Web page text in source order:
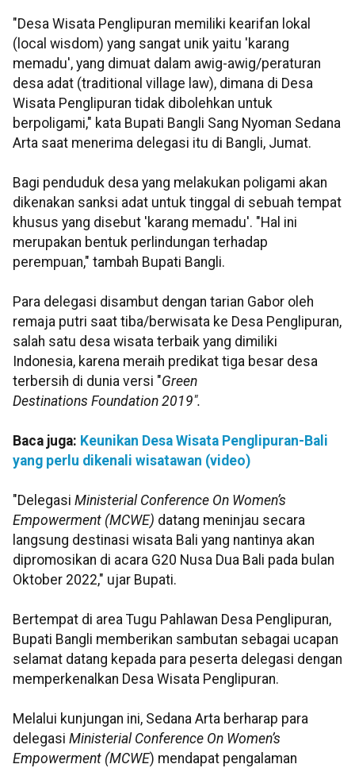
"Desa Wisata Penglipuran memiliki kearifan lokal
(local wisdom) yang sangat unik yaitu 'karang
memadu', yang dimuat dalam awig-awig/peraturan
desa adat (traditional village law), dimana di Desa
Wisata Penglipuran tidak dibolehkan untuk
berpoligami," kata Bupati Bangli Sang Nyoman Sedana
Arta saat menerima delegasi itu di Bangli, Jumat.
Bagi penduduk desa yang melakukan poligami akan
dikenakan sanksi adat untuk tinggal di sebuah tempat
khusus yang disebut 'karang memadu'. "Hal ini
merupakan bentuk perlindungan terhadap
perempuan," tambah Bupati Bangli.
Para delegasi disambut dengan tarian Gabor oleh
remaja putri saat tiba/berwisata ke Desa Penglipuran,
salah satu desa wisata terbaik yang dimiliki
Indonesia, karena meraih predikat tiga besar desa
terbersih di dunia versi "Green
Destinations Foundation 2019".
Baca juga: Keunikan Desa Wisata Penglipuran-Bali
yang perlu dikenali wisatawan (video)
"Delegasi Ministerial Conference On Women’s
Empowerment (MCWE) datang meninjau secara
langsung destinasi wisata Bali yang nantinya akan
dipromosikan di acara G20 Nusa Dua Bali pada bulan
Oktober 2022," ujar Bupati.
Bertempat di area Tugu Pahlawan Desa Penglipuran,
Bupati Bangli memberikan sambutan sebagai ucapan
selamat datang kepada para peserta delegasi dengan
memperkenalkan Desa Wisata Penglipuran.
Melalui kunjungan ini, Sedana Arta berharap para
delegasi Ministerial Conference On Women’s
Empowerment (MCWE) mendapat pengalaman